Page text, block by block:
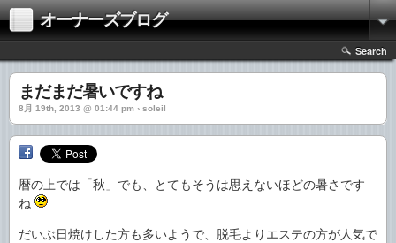
オーナーズブログ
Search
まだまだ暑いですね
8月 19th, 2013 @ 01:44 pm › soleil
暦の上では「秋」でも、とてもそうは思えないほどの暑さです
ね
だいぶ日焼けした方も多いようで、脱毛よりエステの方が人気で